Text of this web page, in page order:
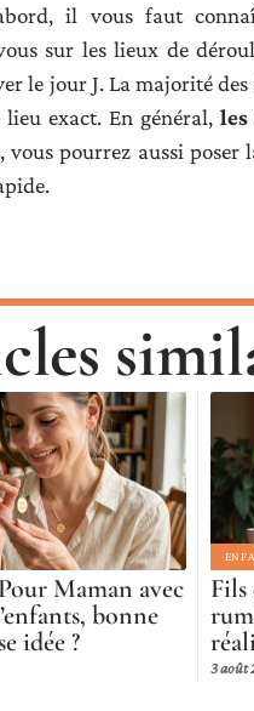
il vous faut
sur les lieux de
le jour J. La majorité
lieu exact. En général,
vous pourrez aussi
Maman avec
bonne
idée ?
Fils
3 août